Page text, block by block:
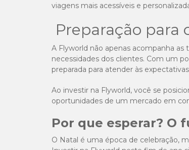
viagens mais acessíveis e
Preparação para
A Flyworld não apenas acompanha
necessidades dos clientes. Com um
preparada para atender às
Ao investir na Flyworld, você se
oportunidades de um mercado em
Por que esperar? O
O Natal é uma época de celebração,